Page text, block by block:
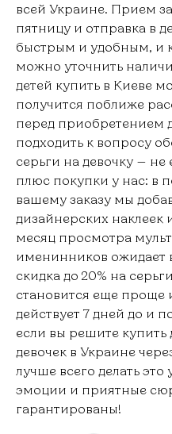
всей Украине. Прием
пятницу и отправка в
быстрым и удобным, и
можно уточнить
детей купить в Киеве
получится поближе
перед приобретением
подходить к вопросу
серьги на девочку —
плюс покупки у нас: в
вашему заказу мы
дизайнерских
месяц просмотра
именинников ожидает
скидка до 20% на
становится еще проще
действует 7 дней до и
если вы решите купить
девочек в Украине
лучше всего делать это
эмоции и приятные
гарантированы!